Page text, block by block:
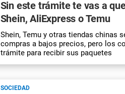
Sin este trámite te vas a
Shein, AliExpress o Temu
Shein, Temu y otras tiendas chinas
compras a bajos precios, pero los
trámite para recibir sus paquetes
SOCIEDAD